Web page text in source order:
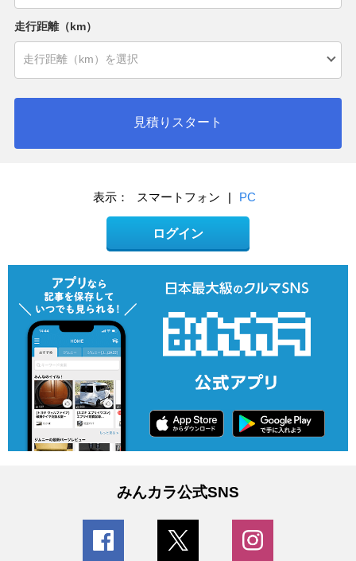
走行距離（km）
見積りスタート
表示： スマートフォン | PC
ログイン
みんカラ公式SNS